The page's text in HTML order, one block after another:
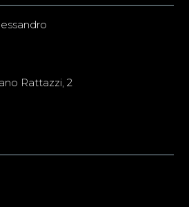
Rattazzi, 2